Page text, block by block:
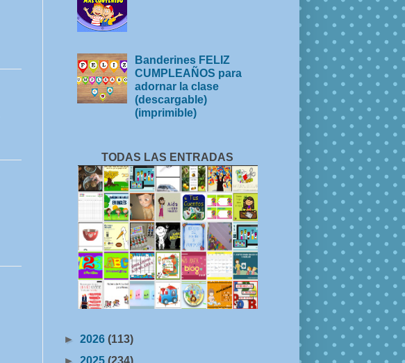
Banderines FELIZ
CUMPLEAÑOS para
adornar la clase
(descargable)
(imprimible)
TODAS LAS ENTRADAS
► 2026 (113)